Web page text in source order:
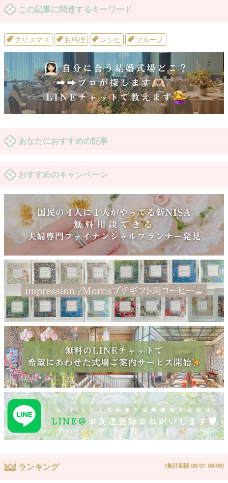
この記事に関連するキーワード
クリスマス お料理 レシピ ブルーノ
あなたにおすすめの記事
おすすめのキャンペーン
ランキング (集計期間:08/01-08/08)